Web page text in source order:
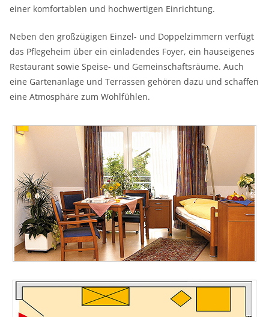
einer komfortablen und hochwertigen Einrichtung.
Neben den großzügigen Einzel- und Doppelzimmern verfügt
das Pflegeheim über ein einladendes Foyer, ein hauseigenes
Restaurant sowie Speise- und Gemeinschaftsräume. Auch
eine Gartenanlage und Terrassen gehören dazu und schaffen
eine Atmosphäre zum Wohlfühlen.